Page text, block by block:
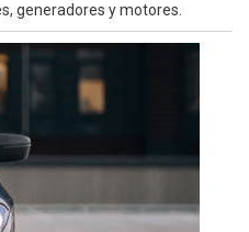
generadores y motores.